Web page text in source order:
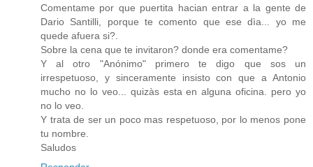
Comentame por que puertita hacian entrar a la gente de
Dario Santilli, porque te comento que ese dìa... yo me
quede afuera si?.
Sobre la cena que te invitaron? donde era comentame?
Y al otro "Anónimo" primero te digo que sos un
irrespetuoso, y sinceramente insisto con que a Antonio
mucho no lo veo... quizàs esta en alguna oficina. pero yo
no lo veo.
Y trata de ser un poco mas respetuoso, por lo menos pone
tu nombre.
Saludos